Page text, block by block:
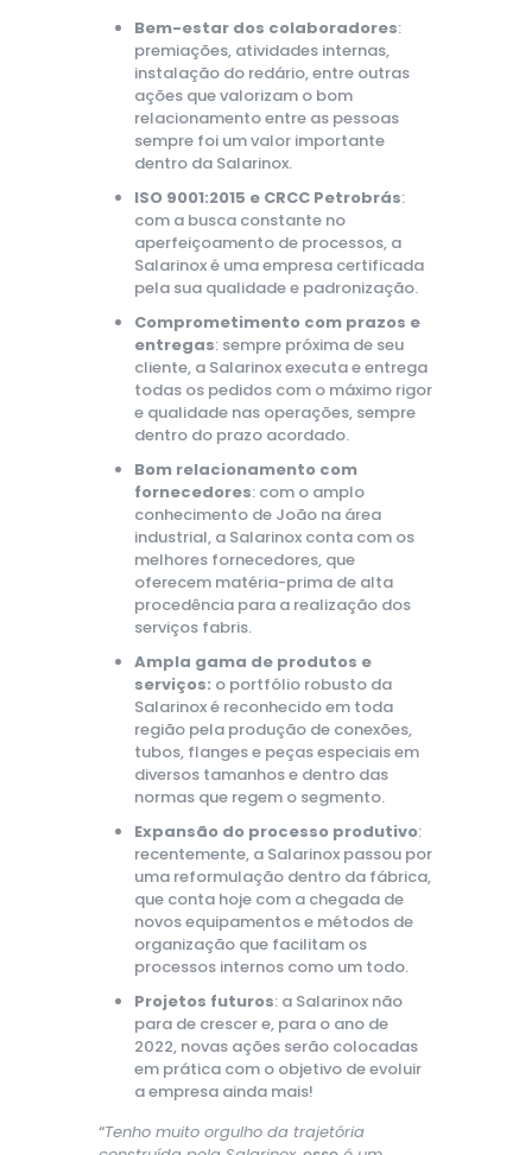
Bem-estar dos colaboradores:
premiações, atividades internas,
instalação do redário, entre outras
ações que valorizam o bom
relacionamento entre as pessoas
sempre foi um valor importante
dentro da Salarinox.
ISO 9001:2015 e CRCC Petrobrás:
com a busca constante no
aperfeiçoamento de processos, a
Salarinox é uma empresa certificada
pela sua qualidade e padronização.
Comprometimento com prazos e
entregas: sempre próxima de seu
cliente, a Salarinox executa e entrega
todas os pedidos com o máximo rigor
e qualidade nas operações, sempre
dentro do prazo acordado.
Bom relacionamento com
fornecedores: com o amplo
conhecimento de João na área
industrial, a Salarinox conta com os
melhores fornecedores, que
oferecem matéria-prima de alta
procedência para a realização dos
serviços fabris.
Ampla gama de produtos e
serviços: o portfólio robusto da
Salarinox é reconhecido em toda
região pela produção de conexões,
tubos, flanges e peças especiais em
diversos tamanhos e dentro das
normas que regem o segmento.
Expansão do processo produtivo:
recentemente, a Salarinox passou por
uma reformulação dentro da fábrica,
que conta hoje com a chegada de
novos equipamentos e métodos de
organização que facilitam os
processos internos como um todo.
Projetos futuros: a Salarinox não
para de crescer e, para o ano de
2022, novas ações serão colocadas
em prática com o objetivo de evoluir
a empresa ainda mais!
“Tenho muito orgulho da trajetória